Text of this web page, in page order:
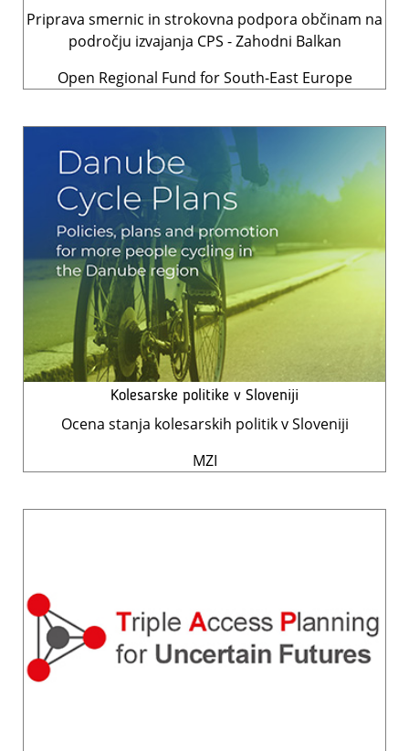
Priprava smernic in strokovna podpora občinam na
področju izvajanja CPS - Zahodni Balkan
Open Regional Fund for South-East Europe
Kolesarske politike v Sloveniji
Ocena stanja kolesarskih politik v Sloveniji
MZI